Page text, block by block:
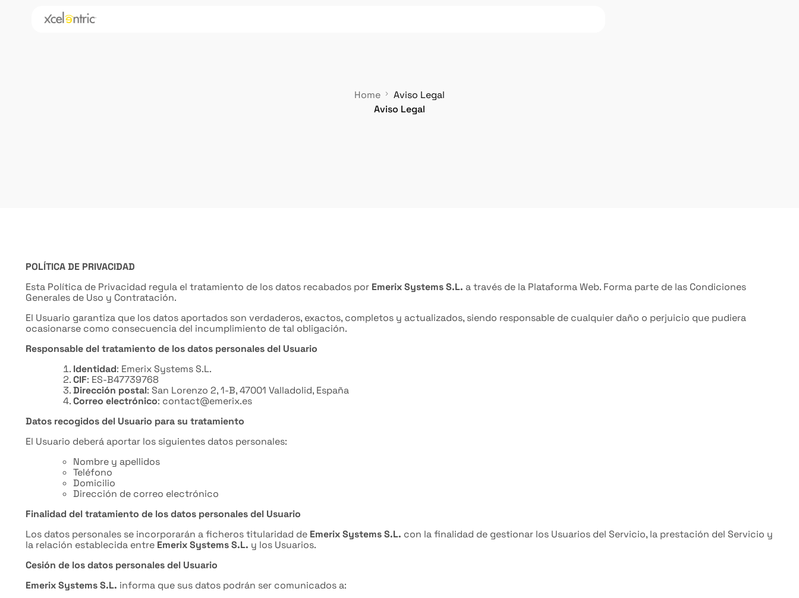
Tarifas
Home
Aviso Legal
Aviso Legal
POLÍTICA DE PRIVACIDAD
Esta Política de Privacidad regula el tratamiento de los datos recabados por Emerix Systems S.L. a través de la Plataforma Web. Forma parte de las Condiciones
Generales de Uso y Contratación.
El Usuario garantiza que los datos aportados son verdaderos, exactos, completos y actualizados, siendo responsable de cualquier daño o perjuicio que pudiera
ocasionarse como consecuencia del incumplimiento de tal obligación.
Responsable del tratamiento de los datos personales del Usuario
Identidad: Emerix Systems S.L.
CIF: ES-B47739768
Dirección postal: San Lorenzo 2, 1-B, 47001 Valladolid, España
Correo electrónico: contact@emerix.es
Datos recogidos del Usuario para su tratamiento
El Usuario deberá aportar los siguientes datos personales:
Nombre y apellidos
Teléfono
Domicilio
Dirección de correo electrónico
Finalidad del tratamiento de los datos personales del Usuario
Los datos personales se incorporarán a ficheros titularidad de Emerix Systems S.L. con la finalidad de gestionar los Usuarios del Servicio, la prestación del Servicio y
la relación establecida entre Emerix Systems S.L. y los Usuarios.
Cesión de los datos personales del Usuario
Emerix Systems S.L. informa que sus datos podrán ser comunicados a: